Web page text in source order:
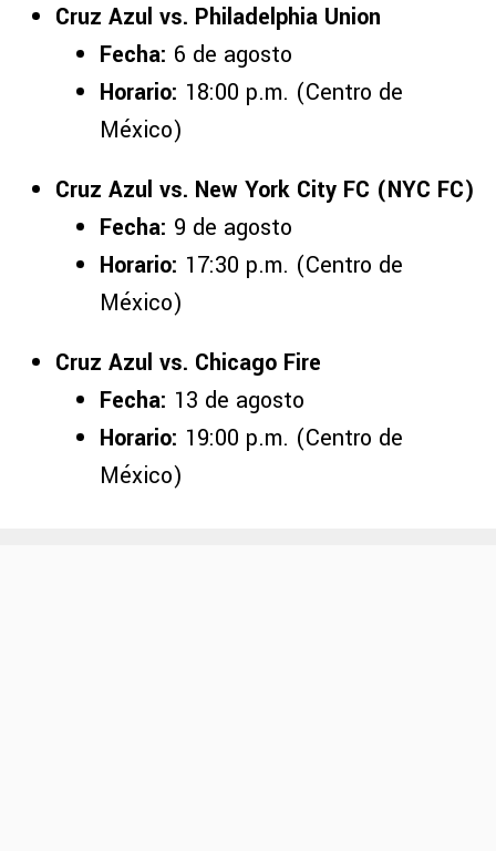
Cruz Azul vs. Philadelphia Union
Fecha: 6 de agosto
Horario: 18:00 p.m. (Centro de
México)
Cruz Azul vs. New York City FC (NYC FC)
Fecha: 9 de agosto
Horario: 17:30 p.m. (Centro de
México)
Cruz Azul vs. Chicago Fire
Fecha: 13 de agosto
Horario: 19:00 p.m. (Centro de
México)